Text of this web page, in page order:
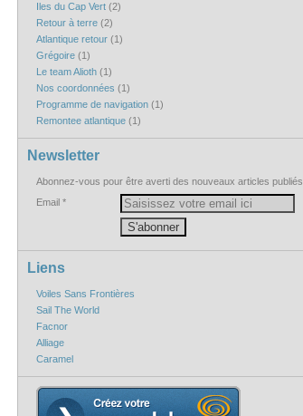
Iles du Cap Vert (2)
Retour à terre (2)
Atlantique retour (1)
Grégoire (1)
Le team Alioth (1)
Nos coordonnées (1)
Programme de navigation (1)
Remontee atlantique (1)
Newsletter
Abonnez-vous pour être averti des nouveaux articles publiés.
Email
Liens
Voiles Sans Frontières
Sail The World
Facnor
Alliage
Caramel